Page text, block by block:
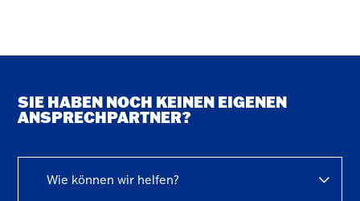
SIE HABEN NOCH KEINEN EIGENEN
ANSPRECHPARTNER?
Wie können wir helfen?